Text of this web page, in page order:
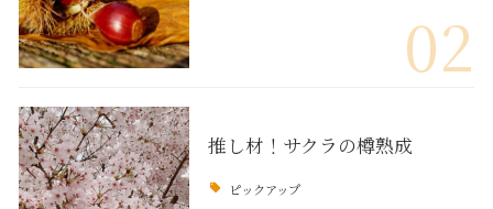
02
推し材！サクラの樽熟成
ピックアップ